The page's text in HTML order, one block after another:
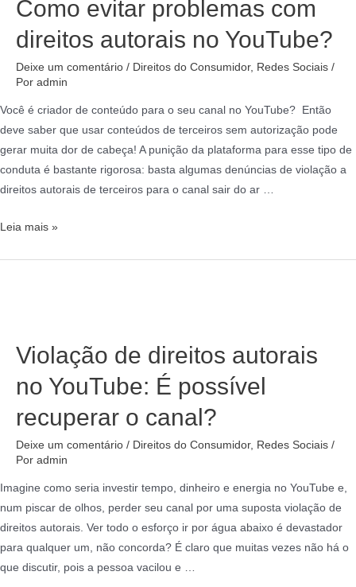
Como evitar problemas com
direitos autorais no YouTube?
Deixe um comentário / Direitos do Consumidor, Redes Sociais /
Por admin
Você é criador de conteúdo para o seu canal no YouTube? Então
deve saber que usar conteúdos de terceiros sem autorização pode
gerar muita dor de cabeça! A punição da plataforma para esse tipo de
conduta é bastante rigorosa: basta algumas denúncias de violação a
direitos autorais de terceiros para o canal sair do ar …
Leia mais »
Violação de direitos autorais
no YouTube: É possível
recuperar o canal?
Deixe um comentário / Direitos do Consumidor, Redes Sociais /
Por admin
Imagine como seria investir tempo, dinheiro e energia no YouTube e,
num piscar de olhos, perder seu canal por uma suposta violação de
direitos autorais. Ver todo o esforço ir por água abaixo é devastador
para qualquer um, não concorda? É claro que muitas vezes não há o
que discutir, pois a pessoa vacilou e …